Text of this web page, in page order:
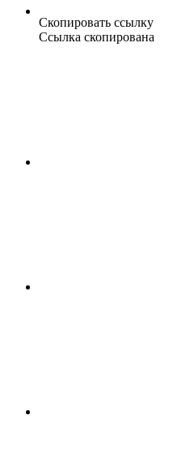
Скопировать ссылку
Ссылка скопирована